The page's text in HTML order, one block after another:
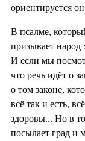
ориентируется
В псалме,
призывает народ
И если мы
что речь идёт о
о том законе,
всё так и есть,
здоровы... Но в
посылает град и